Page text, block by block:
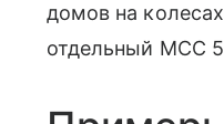
домов на
отдельный MCC